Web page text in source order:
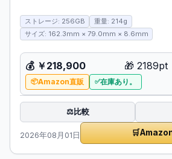
ストレージ: 256GB
重量: 214g
サイズ: 162.3mm × 79.0mm × 8.6mm
💰 ￥218,900 🎁 2189pt
Amazon直販 在庫あり。
⚖️比較
2026年08月01日 🛒